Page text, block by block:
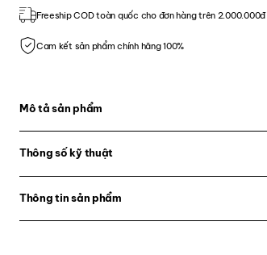
Freeship COD toàn quốc cho đơn hàng trên 2.000.000đ
Cam kết sản phẩm chính hãng 100%
Mô tả sản phẩm
Thông số kỹ thuật
Thông tin sản phẩm